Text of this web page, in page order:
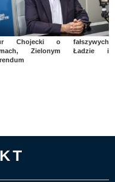
Chojecki o fałszywych
Zielonym Ładzie i